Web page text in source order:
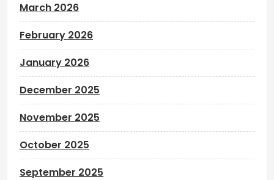
March 2026
February 2026
January 2026
December 2025
November 2025
October 2025
September 2025